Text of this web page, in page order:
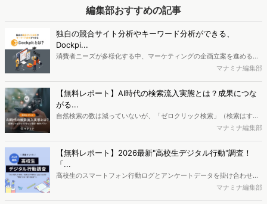
わけではなく、自由な時間のなかであえて「待つ人を想う」という既
婚者ならではのインサイトが隠されていました。本記事では最新デー
タや市場動向から、シニア層の一人旅のリアルとビジネスチャンスに
迫ります。
編集部おすすめの記事
独自の競合サイト分析やキーワード分析ができる、
Dockpi...
消費者ニーズが多様化する中、マーケティングの企画立案を進める上
で、競合分析や消費者分析の重要性がより高まっています。Web行動
データを活用し、Web上の消費者行動を起点とした競合サイト分析や
消費者分析が可能です。今回はDockpitならではの利便性の高い機能
や活用方法を解説します。
マナミナ編集部
【無料レポート】AI時代の検索流入実態とは？成果につな
がる...
自然検索の数は減っていないが、「ゼロクリック検索」（検索はする
がページには流入しない）の割合が増加しているのが、AI時代の検索
か、また、要因を理解した上で、成果に確実につながるコンテンツを
制作するにはどうするべきなのでしょうか。本レポートはこのような
疑問をお抱えのSEO・Webマーケティングご担当者様におすすめの内
容となっています。※本レポートは記事のフォームから無料でダウン
マナミナ編集部
【無料レポート】2026最新"高校生デジタル行動"調査！
「...
高校生のスマートフォン行動ログとアンケートデータを掛け合わせ、
最新の若年層（高校生）におけるデジタル行動実態やSNSの利用傾向
マナミナ編集部